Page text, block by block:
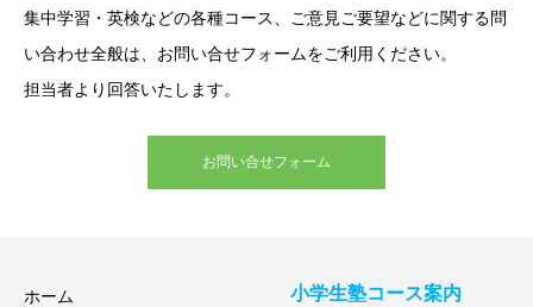
集中学習・英検などの各種コース、ご意見ご要望などに関する問
い合わせ全般は、お問い合せフォームをご利用ください。
担当者より回答いたします。
お問い合せフォーム
ホーム 小学生塾コース案内